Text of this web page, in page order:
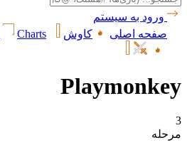
ورود به سیستم
صفحه اصلی
کاوش Charts
Playmonkey
3
مرحله